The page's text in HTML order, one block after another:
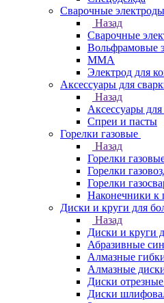
Сварочные электроды
Назад
Сварочные
Вольфрамовые
ММА
Электрод для
Аксессуары для
Назад
Аксессуары
Спреи и пасты
Горелки газовые
Назад
Горелки
Горелки
Горелки
Наконечники к
Диски и круги для
Назад
Диски и круги
Абразивные
Алмазные
Алмазные
Диски
Диски